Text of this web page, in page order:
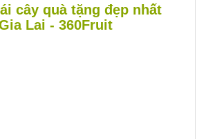
cây quà tặng đẹp nhất
Lai - 360Fruit